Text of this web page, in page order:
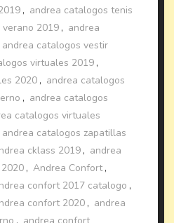
, andrea catalogos tenis
2019 , andrea
andrea catalogos vestir
virtuales 2019 ,
2020 , andrea catalogos
, andrea catalogos
catalogos virtuales
andrea catalogos zapatillas
cklass 2019 , andrea
, Andrea Confort,
confort 2017 catalogo ,
confort 2020 , andrea